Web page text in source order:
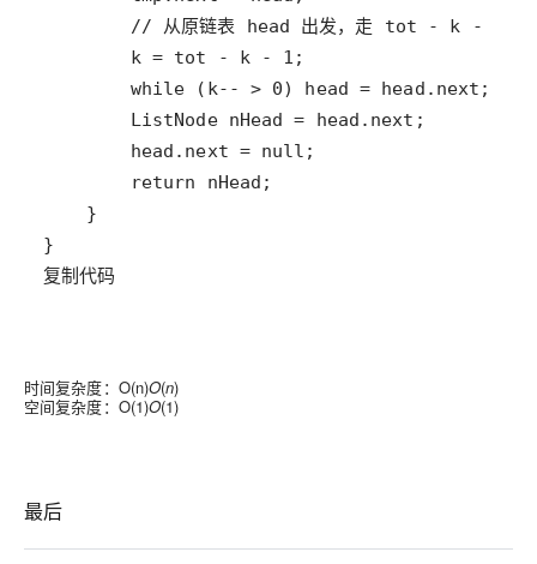
复制代码
时间复杂度： O(n)O(n)
空间复杂度： O(1)O(1)
最后